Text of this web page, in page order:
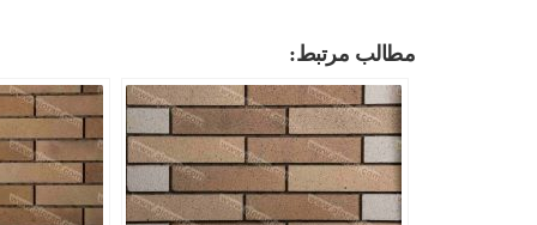
مطالب مرتبط: